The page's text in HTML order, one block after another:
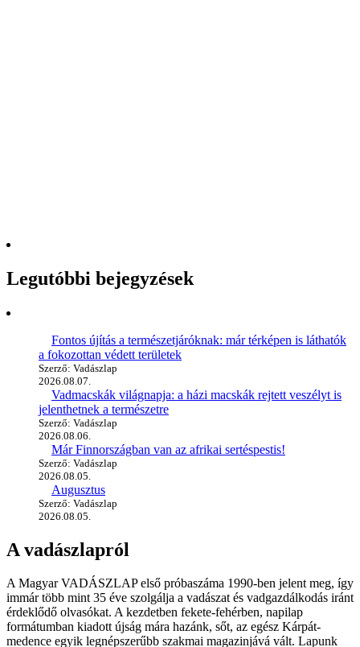
Legutóbbi bejegyzések
Fontos újítás a természetjáróknak: már térképen is láthatók
a fokozottan védett területek
Szerző: Vadászlap
2026.08.07.
Vadmacskák világnapja: a házi macskák rejtett veszélyt is
jelenthetnek a természetre
Szerző: Vadászlap
2026.08.06.
Már Finnországban van az afrikai sertéspestis!
Szerző: Vadászlap
2026.08.05.
Augusztus
Szerző: Vadászlap
2026.08.05.
A vadászlapról
A Magyar VADÁSZLAP első próbaszáma 1990-ben jelent meg, így
immár több mint 35 éve szolgálja a vadászat és vadgazdálkodás iránt
érdeklődő olvasókat. A kezdetben fekete-fehérben, napilap
formátumban kiadott újság mára hazánk, sőt, az egész Kárpát-
medence egyik legnépszerűbb szakmai magazinjává vált. Lapunk